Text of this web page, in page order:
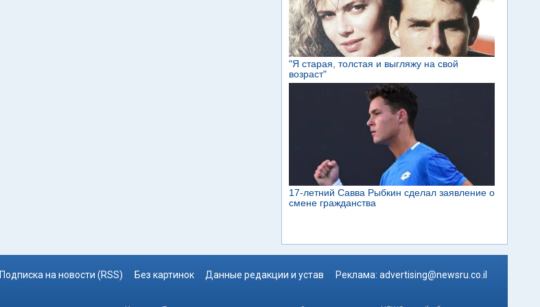
Подписка на новости (RSS) Без картинок Данные редакции и устав Реклама: advertising@newsru.co.il